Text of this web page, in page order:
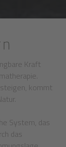
Kraft
kommt
System, das
das